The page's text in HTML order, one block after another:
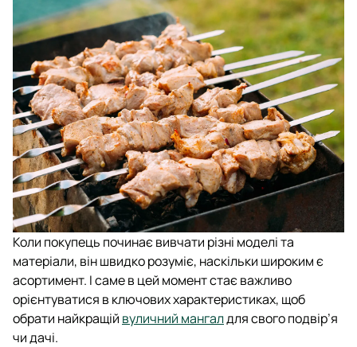
Коли покупець починає вивчати різні моделі та
матеріали, він швидко розуміє, наскільки широким є
асортимент. І саме в цей момент стає важливо
орієнтуватися в ключових характеристиках, щоб
обрати найкращій вуличний мангалдля свого подвір’я
чи дачі.